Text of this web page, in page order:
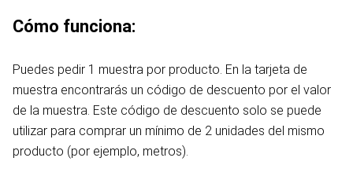
Cómo funciona:
Puedes pedir 1 muestra por producto. En la tarjeta de
muestra encontrarás un código de descuento por el valor
de la muestra. Este código de descuento solo se puede
utilizar para comprar un mínimo de 2 unidades del mismo
producto (por ejemplo, metros).